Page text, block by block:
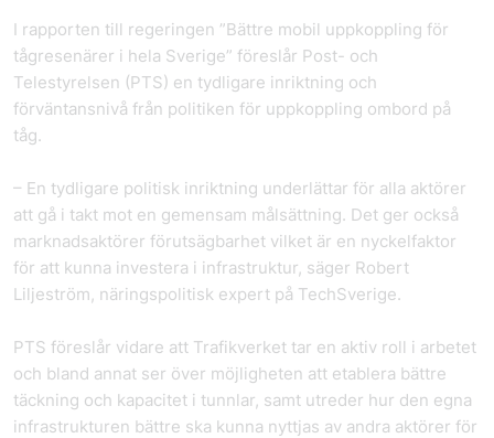
I rapporten till regeringen ”Bättre mobil uppkoppling för
tågresenärer i hela Sverige” föreslår Post- och
Telestyrelsen (PTS) en tydligare inriktning och
förväntansnivå från politiken för uppkoppling ombord på
tåg.
– En tydligare politisk inriktning underlättar för alla aktörer
att gå i takt mot en gemensam målsättning. Det ger också
marknadsaktörer förutsägbarhet vilket är en nyckelfaktor
för att kunna investera i infrastruktur, säger Robert
Liljeström, näringspolitisk expert på TechSverige.
PTS föreslår vidare att Trafikverket tar en aktiv roll i arbetet
och bland annat ser över möjligheten att etablera bättre
täckning och kapacitet i tunnlar, samt utreder hur den egna
infrastrukturen bättre ska kunna nyttjas av andra aktörer för